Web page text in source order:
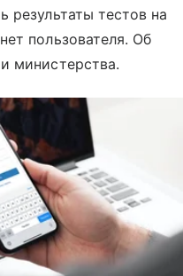
результаты тестов на
пользователя. Об
министерства.